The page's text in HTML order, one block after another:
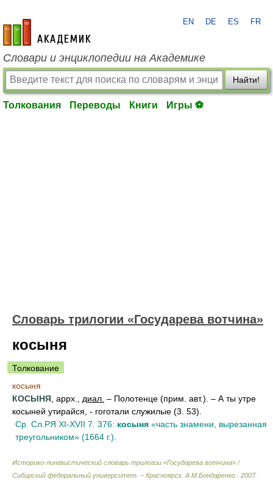
academic.ru
EN DE ES FR
Словари и энциклопедии на Академике
Найти!
Толкования Переводы Книги Игры ⚽
Словарь трилогии «Государева вотчина»
косыня
Толкование
косыня
КОСЫНЯ , аррх., диал. – Полотенце (прим. авт.). – А ты утре
косыней утирайся, - гоготали служилые (3. 53).
Ср. Сл.РЯ XI-XVII 7. 376: косыня «часть знамени, вырезанная
треугольником» (1664 г.).
Историко-лингвистический словарь трилогии «Государева вотчина» /
Сибирский федеральный университет. – Красноярск. А.М.Бондаренко 2007.